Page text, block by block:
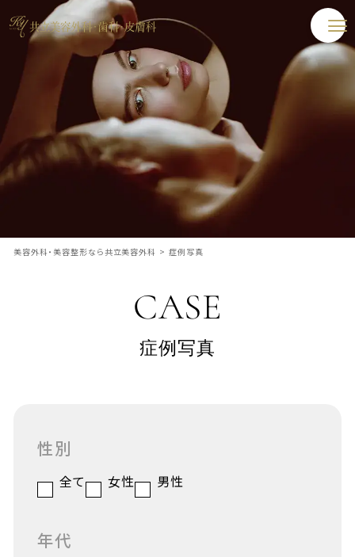
美容外科・美容整形なら共立美容外科 > 症例写真
CASE
症例写真
性別
全て 女性 男性
年代